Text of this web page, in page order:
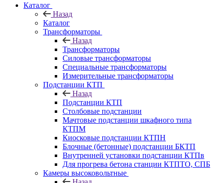
Каталог
Назад
Каталог
Трансформаторы
Назад
Трансформаторы
Силовые трансформаторы
Специальные трансформаторы
Измерительные трансформаторы
Подстанции КТП
Назад
Подстанции КТП
Столбовые подстанции
Мачтовые подстанции шкафного типа
КТПМ
Киосковые подстанции КТПН
Блочные (бетонные) подстанции БКТП
Внутренней установки подстанции КТПв
Для прогрева бетона станции КТПТО, СПБ
Камеры высоковольтные